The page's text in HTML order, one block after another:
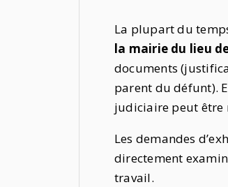
La plupart du
la mairie du lieu
documents
parent du défunt).
judiciaire peut être
Les demandes
directement
travail.